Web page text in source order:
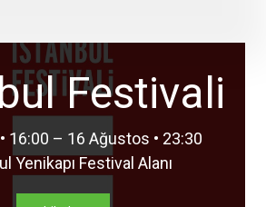
Festivali
16:00 – 16 Ağustos • 23:30
Yenikapı Festival Alanı